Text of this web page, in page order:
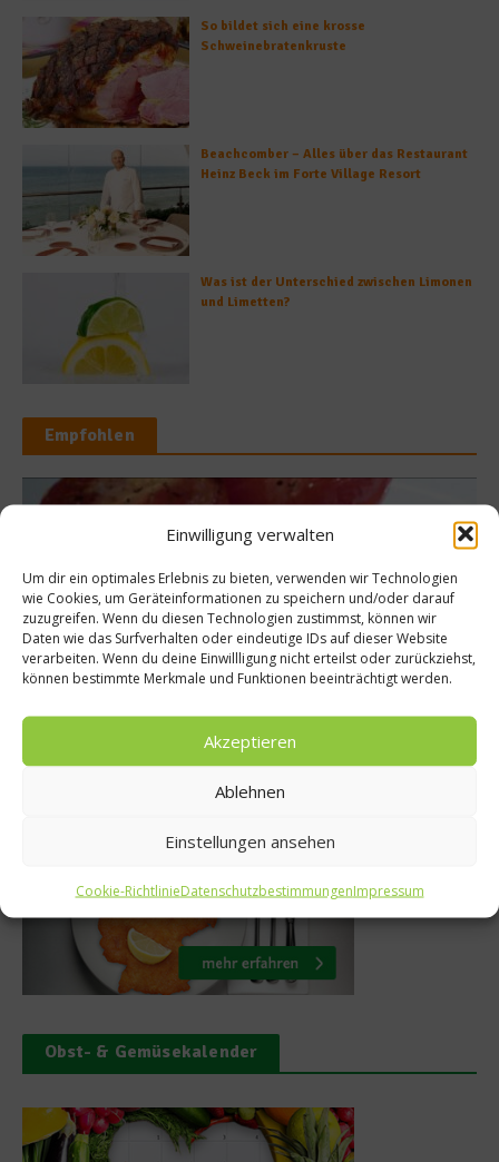
Einwilligung verwalten
Um dir ein optimales Erlebnis zu bieten, verwenden wir Technologien
wie Cookies, um Geräteinformationen zu speichern und/oder darauf
zuzugreifen. Wenn du diesen Technologien zustimmst, können wir
Daten wie das Surfverhalten oder eindeutige IDs auf dieser Website
verarbeiten. Wenn du deine Einwillligung nicht erteilst oder zurückziehst,
können bestimmte Merkmale und Funktionen beeinträchtigt werden.
Akzeptieren
Ablehnen
Einstellungen ansehen
Cookie-RichtlinieDatenschutzbestimmungenImpressum
So bildet sich eine krosse
Schweinebratenkruste
Beachcomber – Alles über das Restaurant
Heinz Beck im Forte Village Resort
Was ist der Unterschied zwischen Limonen
und Limetten?
Empfohlen
– leicht, lecker
inklusive
Rezept
18. April 2011
22.
Was isst Deutschland
Obst- & Gemüsekalender